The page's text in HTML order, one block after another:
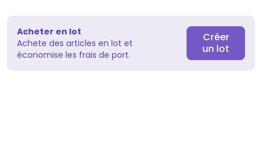
Acheter en lot
Achete des articles en lot et
économise les frais de port.
Créer
un lot